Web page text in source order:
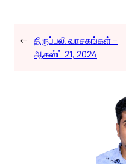
← திருப்பலி வாசகங்கள் –
ஆகஸ்ட் 21, 2024